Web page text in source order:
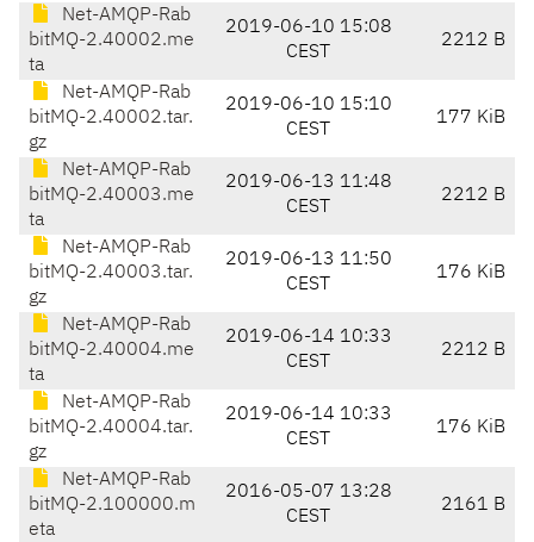
Net-AMQP-Rab
bitMQ-2.40002.me
ta
2019-06-10 15:08
CEST
2212 B
Net-AMQP-Rab
bitMQ-2.40002.tar.
gz
2019-06-10 15:10
CEST
177 KiB
Net-AMQP-Rab
bitMQ-2.40003.me
ta
2019-06-13 11:48
CEST
2212 B
Net-AMQP-Rab
bitMQ-2.40003.tar.
gz
2019-06-13 11:50
CEST
176 KiB
Net-AMQP-Rab
bitMQ-2.40004.me
ta
2019-06-14 10:33
CEST
2212 B
Net-AMQP-Rab
bitMQ-2.40004.tar.
gz
2019-06-14 10:33
CEST
176 KiB
Net-AMQP-Rab
bitMQ-2.100000.m
eta
2016-05-07 13:28
CEST
2161 B